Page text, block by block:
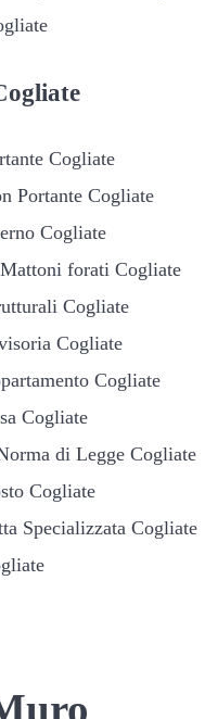
Cogliate
Portante Cogliate
Cogliate
forati Cogliate
Cogliate
Cogliate
Cogliate
Cogliate
di Legge Cogliate
Cogliate
Specializzata Cogliate